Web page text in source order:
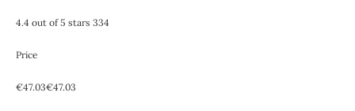
4.4 out of 5 stars 334
Price
€47.03€47.03